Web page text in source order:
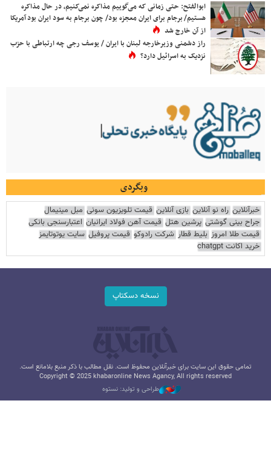
ابوالفتح: حتی زمانی که می‌گوییم مذاکره نمی‌کنیم، در حال مذاکره
هستیم/ برجام برای ایران معجزه بود/ چون برجام به سود ایران بود آمریکا
از آن خارج شد
راز دشمنی وزیرخارجه لبنان با ایران / یوسف رجی چه ارتباطی با حزب
نزدیک به اسرائیل دارد؟
وبگردی
خبرآنلاین راه نو آنلاین بازی آنلاین قیمت تلویزیون سونی مبل مینیمال
جراح بینی گوشتی پرشین هتل قیمت آهن فولاد ایرانیان اعتبارسنجی بانکی
قیمت طلا امروز بلیط قطار شرکت رادوکو قیمت پروفیل سایت یوتوتایمز
خرید اکانت chatgpt
نسخه دسکتاپ
تمامی حقوق این سایت برای خبرآنلاین محفوظ است. نقل مطالب با ذکر منبع بلامانع است.
Copyright © 2025 khabaronline News Agancy, All rights reserved
طراحی و تولید: نستوه